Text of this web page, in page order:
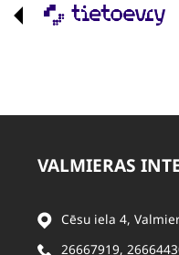
VALMIERAS
Cēsu iela 4,
26667919,